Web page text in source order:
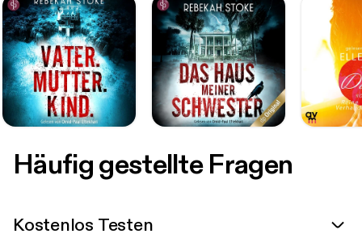
Häufig gestellte Fragen
Kostenlos Testen